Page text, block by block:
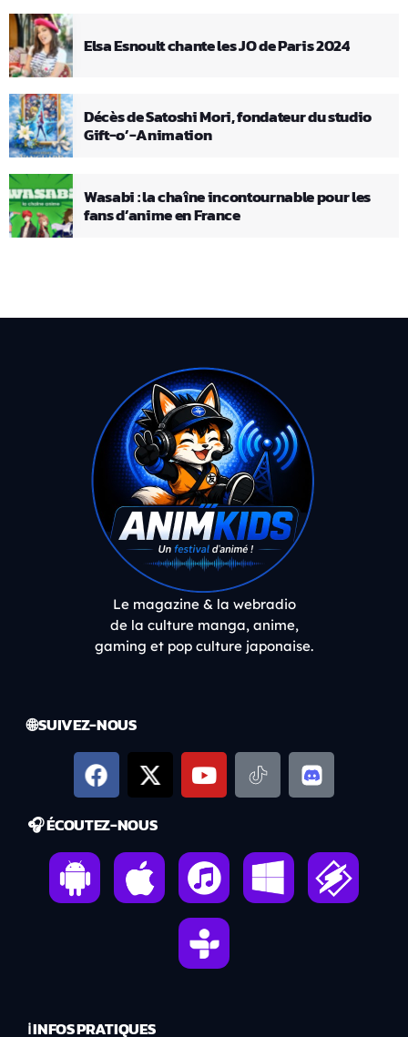
Elsa Esnoult chante les JO de Paris 2024
Décès de Satoshi Mori, fondateur du studio
Gift-o’-Animation
Wasabi : la chaîne incontournable pour les
fans d’anime en France
Le magazine & la webradio
de la culture manga, anime,
gaming et pop culture japonaise.
🌐 SUIVEZ-NOUS
🎧 ÉCOUTEZ-NOUS
ℹ️ INFOS PRATIQUES